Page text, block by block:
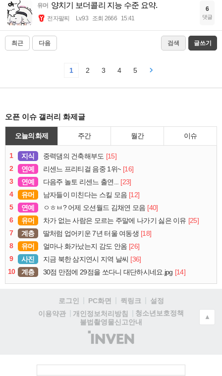
유머 양치기 보더콜리 지능 수준 요약.
전자팔찌 Lv.93 조회 2666 15:41
6
댓글
최근 다음 검색 글쓰기
1 2 3 4 5
오픈 이슈 갤러리 화제글
오늘의 화제 주간 월간 이슈
1 지식 중력댐의 건축해부도 [15]
2
연예 리센느 프리티걸 음중 1위~ [16]
3
연예 다음주 놀토 리센느 출연... [23]
4
유머 남자들이 미친다는 스킬 모음 [12]
5
연예 ㅇㅎㅂ? 어제 오션월드 김채연 모음 [40]
6
유머 차가 없는 사람은 모르는 주말에 나가기 싫은 이유 [25]
7
계층 딸처럼 업어키운 7년 터울 여동생 [18]
8
유머 얼마나 화가났는지 감도 안옴 [26]
9
사진 지금 북한 삼지연시 지역 날씨 [36]
10
계층 30점 만점에 29점을 쏘다니 대단하시네요.jpg [14]
로그인 PC화면 퀵링크
설정
이용약관
개인정보처리방침
청소년보호정책
불법촬영물신고안내
(주)
인
▲